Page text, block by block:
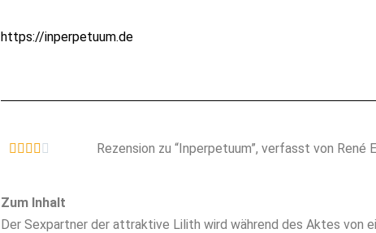
https://inperpetuum.de
     Rezension zu “Inperpetuum”, verfasst von René
Zum Inhalt
Der Sexpartner der attraktive Lilith wird während des Aktes von